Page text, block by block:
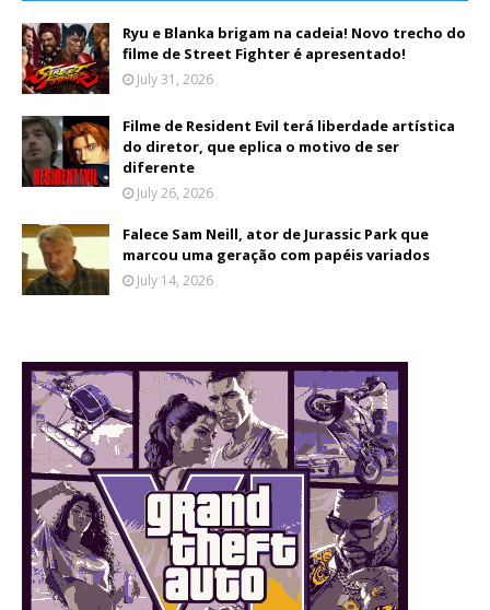
Ryu e Blanka brigam na cadeia! Novo trecho do
filme de Street Fighter é apresentado!
July 31, 2026
Filme de Resident Evil terá liberdade artística
do diretor, que eplica o motivo de ser
diferente
July 26, 2026
Falece Sam Neill, ator de Jurassic Park que
marcou uma geração com papéis variados
July 14, 2026